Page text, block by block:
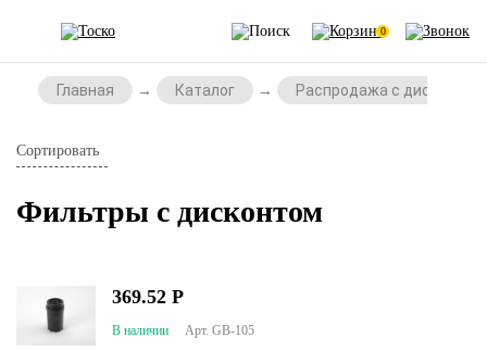
0
Главная Каталог Распродажа с дисконтом
Сортировать
Фильтры с дисконтом
Арт. GB-105
В наличии
369.52 Р